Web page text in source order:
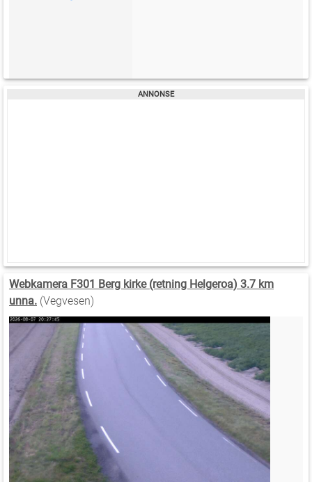
Webkamera F301 Berg kirke (retning Helgeroa) 3.7 km
unna. (Vegvesen)